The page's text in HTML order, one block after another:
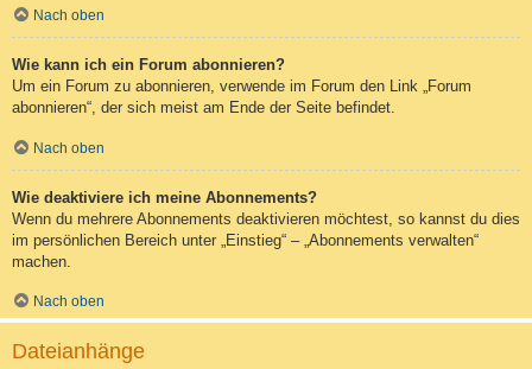
Nach oben
Wie kann ich ein Forum abonnieren?
Um ein Forum zu abonnieren, verwende im Forum den Link „Forum
abonnieren“, der sich meist am Ende der Seite befindet.
Nach oben
Wie deaktiviere ich meine Abonnements?
Wenn du mehrere Abonnements deaktivieren möchtest, so kannst du dies
im persönlichen Bereich unter „Einstieg“ – „Abonnements verwalten“
machen.
Nach oben
Dateianhänge